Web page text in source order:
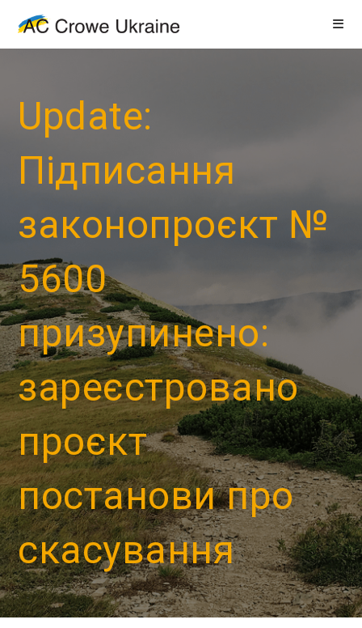
Update:
Підписання
законопроєкт №
5600
призупинено:
зареєстровано
проєкт
постанови про
скасування